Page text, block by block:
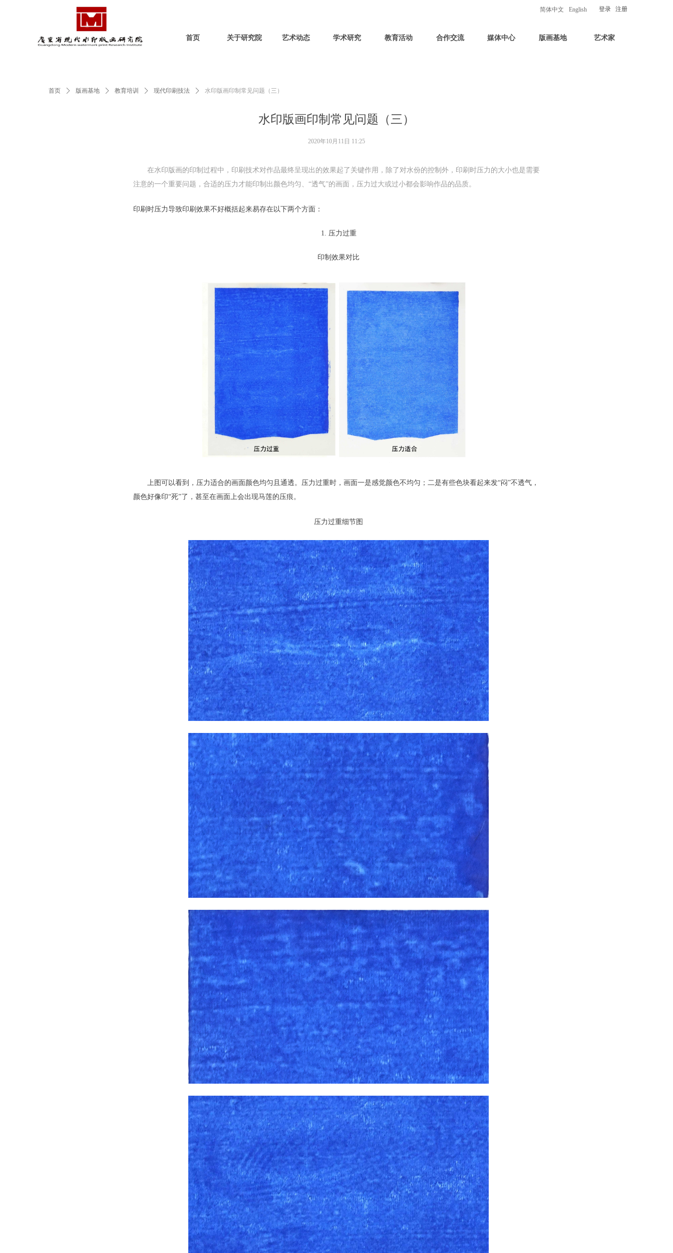
首页 关于研究院 艺术动态 学术研究 教育活动 合作交流 媒体中心 版画基地 艺术家
登录 注册
简体中文 English
水印版画印制常见问题（三）
首页 ꄲ 版画基地 ꄲ 教育培训 ꄲ 现代印刷技法 ꄲ 水印版画印制常见问题（三）
​在水印版画的印制过程中，印刷技术对作品最终呈现出的效果起了关键作用，除了对水份的控制外，印刷时压力的大小也是需要
注意的一个重要问题，合适的压力才能印制出颜色均匀、“透气”的画面，压力过大或过小都会影响作品的品质。
印刷时压力导致印刷效果不好概括起来易存在以下两个方面：
1. 压力过重
​印制效果对比
上图可以看到，压力适合的画面颜色均匀且通透。压力过重时，画面一是感觉颜色不均匀；二是有些色块看起来发“闷”不透气，
颜色好像印“死”了，甚至在画面上会出现马莲的压痕。
压力过重细节图
2020年10月11日 11:25